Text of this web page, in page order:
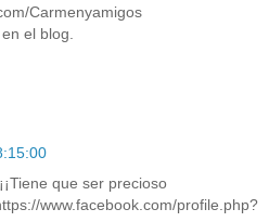
Carmenyamigos
el blog.
que ser precioso
www.facebook.com/profile.php?